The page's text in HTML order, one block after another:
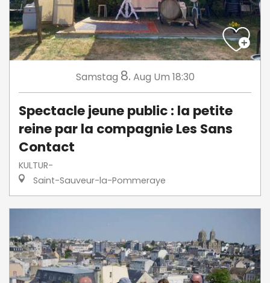
Samstag 8. Aug Um 18:30
Spectacle jeune public : la petite
reine par la compagnie Les Sans
Contact
KULTUR-
Saint-Sauveur-la-Pommeraye